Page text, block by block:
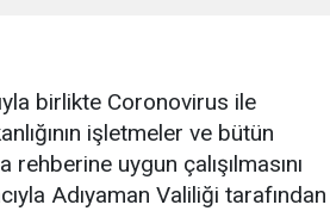
birlikte Coronovirus ile
işletmeler ve bütün
rehberine uygun çalışılmasını
Adıyaman Valiliği tarafından